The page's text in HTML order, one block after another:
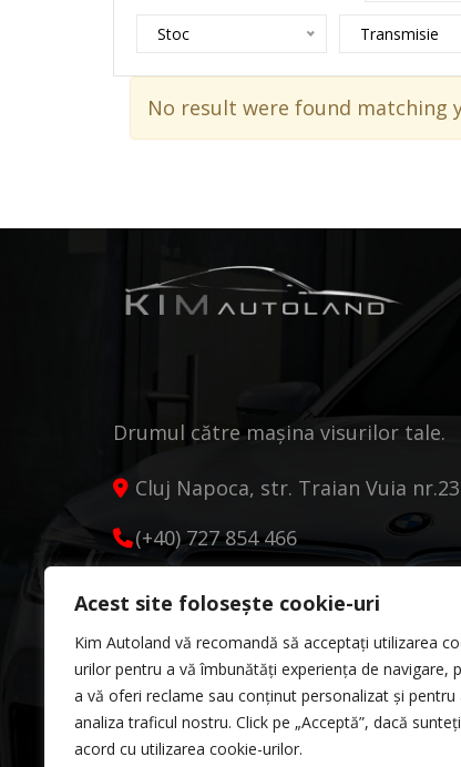
Acest site folosește cookie-uri
Kim Autoland vă recomandă să acceptați utilizarea
urilor pentru a vă îmbunătăți experiența de navigare,
a vă oferi reclame sau conținut personalizat și pentru
analiza traficul nostru. Click pe „Acceptă”, dacă
acord cu utilizarea cookie-urilor.
Stoc Transmisie
No result were found matching
Drumul către mașina visurilor tale.
Cluj Napoca, str. Traian Vuia
(+40) 727 854 466
Luni - Vineri 9:00 - 18:00
Sâmbătă 10:00 - 13:00